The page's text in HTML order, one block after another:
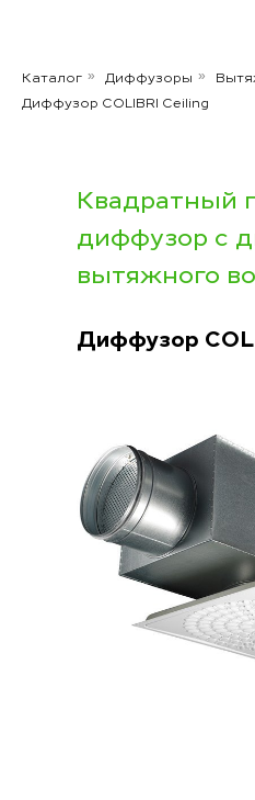
Каталог » Диффузоры »
Диффузор COLIBRI Ceiling
Квадратный
диффузор с
вытяжного
Диффузор